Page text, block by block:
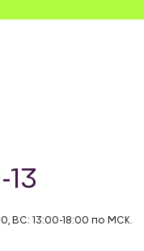
ВС: 13:00-18:00 по МСК.